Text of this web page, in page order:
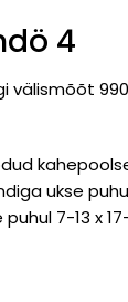
4
välismõõt
ukse
7-13 x